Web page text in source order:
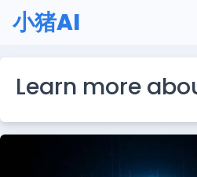
小猪AI
Learn more